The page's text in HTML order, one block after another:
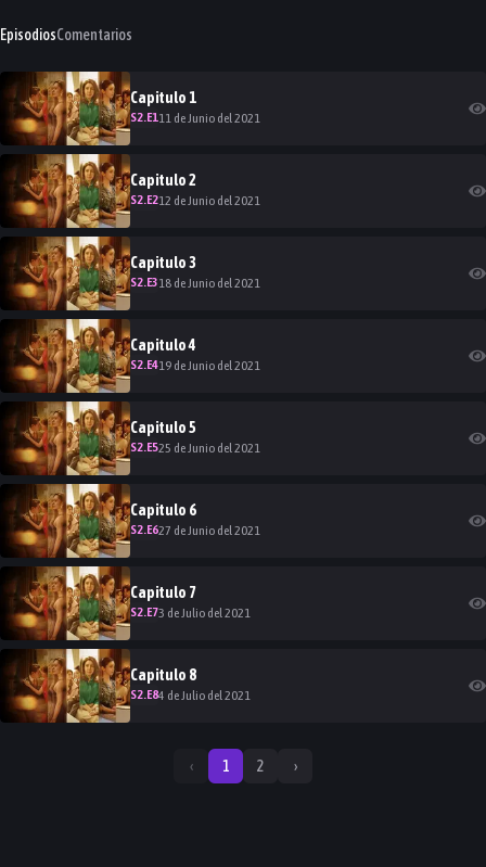
EpisodiosComentarios
Capitulo 1
S2.E111 de Junio del 2021
Capitulo2
S2.E212 de Junio del 2021
Capitulo3
S2.E318 de Junio del 2021
Capitulo4
S2.E419 de Junio del 2021
Capitulo5
S2.E525 de Junio del 2021
Capitulo 6
S2.E627 de Junio del 2021
Capitulo 7
S2.E73 de Julio del 2021
Capitulo 8
S2.E84 de Julio del 2021
‹ 1 2 ›